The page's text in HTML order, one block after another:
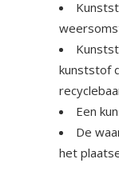
kunststof
Een
De
het